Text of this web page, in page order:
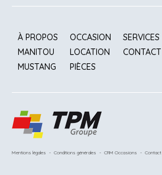
À PROPOS
MANITOU
MUSTANG
OCCASION
LOCATION
PIÈCES
SERVICES
CONTACT
Mentions légales - Conditions générales - CRM Occasions - Contact